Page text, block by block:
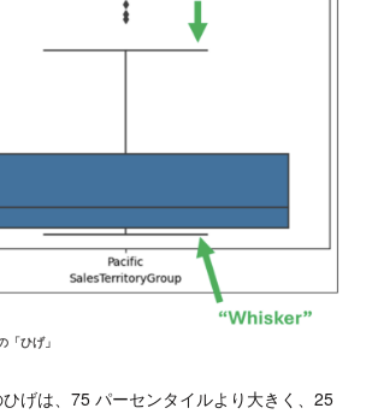
「ひげ」
げは、75 パーセンタイルより大きく、25